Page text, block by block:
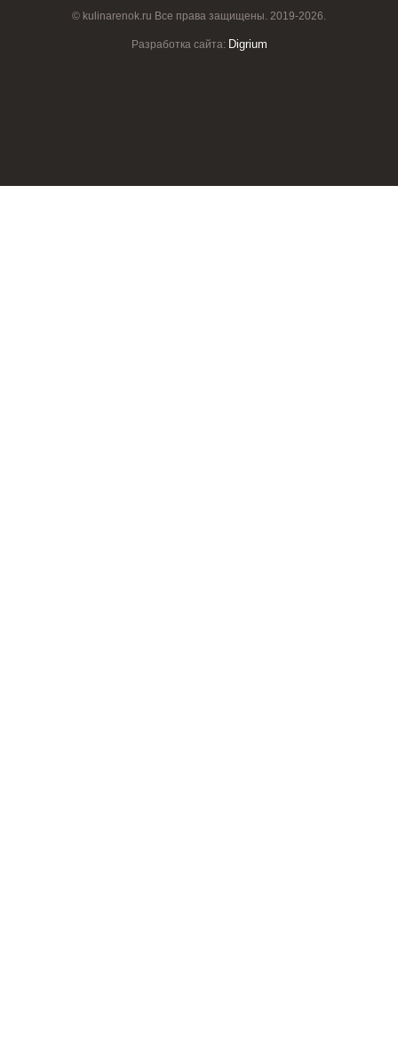
© kulinarenok.ru Все права защищены. 2019-2026.
Разработка сайта: Digrium